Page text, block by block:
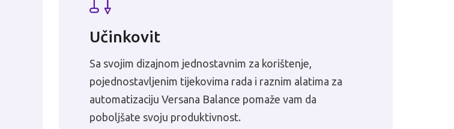
Učinkovit
Sa svojim dizajnom jednostavnim za korištenje,
pojednostavljenim tijekovima rada i raznim alatima za
automatizaciju Versana Balance pomaže vam da
poboljšate svoju produktivnost.